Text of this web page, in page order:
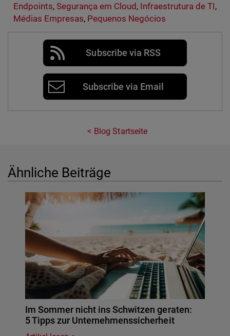
Endpoints, Segurança em Cloud , Infraestrutura de TI,
Médias Empresas, Pequenos Negócios
Subscribe via RSS
Subscribe via Email
Blog Startseite
Ähnliche Beiträge
Im Sommer nicht ins Schwitzen geraten:
5 Tipps zur Unternehmenssicherheit